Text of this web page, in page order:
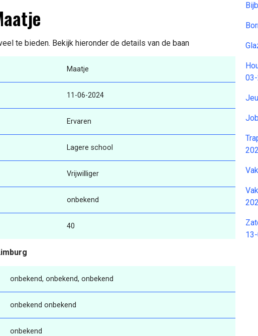
te bieden. Bekijk hieronder de details van de baan
Maatje
11-06-2024
Ervaren
Lagere school
Vrijwilliger
onbekend
40
onbekend, onbekend, onbekend
onbekend onbekend
onbekend